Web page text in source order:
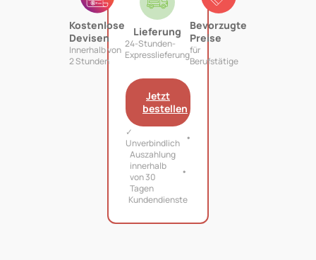
Kostenlose
Devisen
Innerhalb von
2 Stunden
Lieferung
24-Stunden-
Expresslieferung
Bevorzugte
Preise
für
Berufstätige
Jetzt
bestellen
✓
Unverbindlich
Auszahlung
innerhalb
von 30
Tagen
Kundendienste